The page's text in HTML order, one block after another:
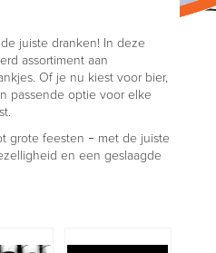
juiste dranken! In deze
assortiment aan
Of je nu kiest voor bier,
passende optie voor elke
grote feesten – met de juiste
en een geslaagde